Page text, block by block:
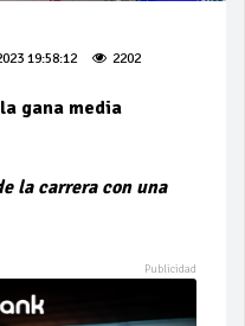
19:58:12 2202
gana media
la carrera con una